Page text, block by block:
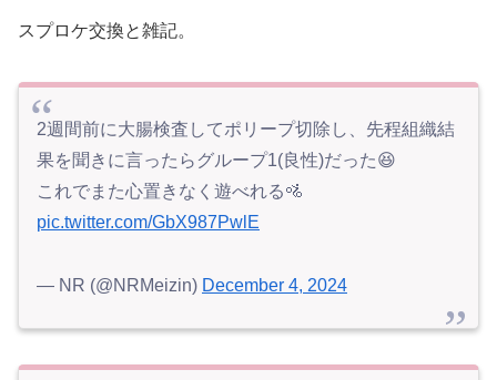
スプロケ交換と雑記。
2週間前に大腸検査してポリープ切除し、先程組織結
果を聞きに言ったらグループ1(良性)だった😆
これでまた心置きなく遊べれる🚵
pic.twitter.com/GbX987PwlE
— NR (@NRMeizin) December 4, 2024